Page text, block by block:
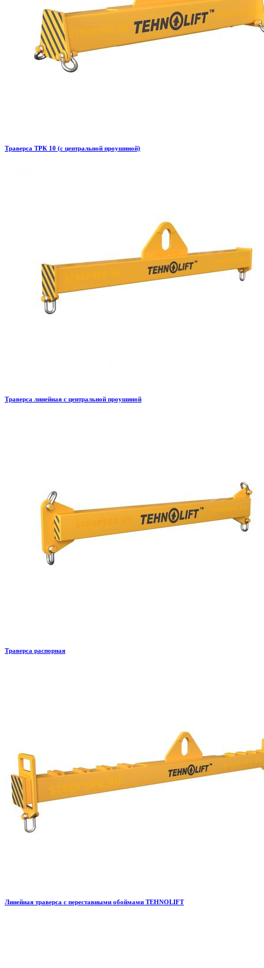
Траверса ТРК 10 (с центральной проушиной)
Траверса линейная с центральной проушиной
Траверса распорная
Линейная траверса с переставными обоймами TEHNOLIFT